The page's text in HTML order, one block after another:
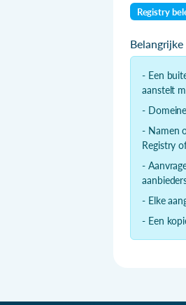
Registry
- Een
aanstelt
-
- Namen
Registry
-
- Elke
- Een